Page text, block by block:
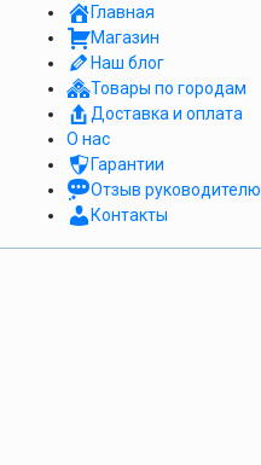
Главная
Магазин
Наш блог
Товары по городам
Доставка и оплата
О нас
Гарантии
Отзыв руководителю
Контакты